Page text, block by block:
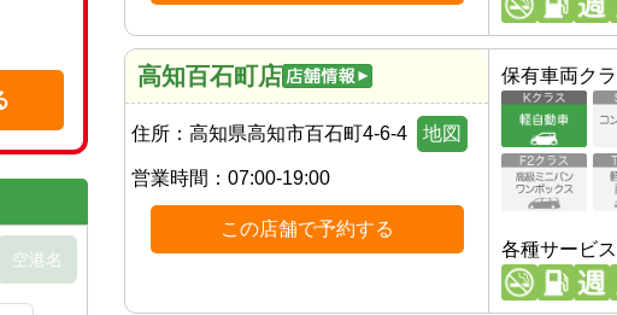
高知百石町店
住所： 高知県高知市百石町4-6-4 地図
営業時間： 07:00-19:00
この店舗で予約する
保有車両ク
各種サービス
空港名